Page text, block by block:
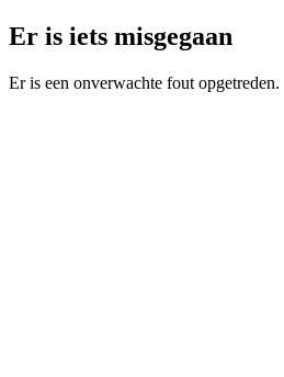
Er is iets misgegaan
Er is een onverwachte fout opgetreden.